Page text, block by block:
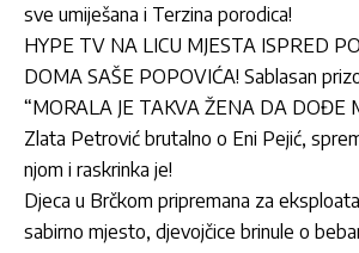
sve umiješana i Terzina porodica!
HYPE TV NA LICU MJESTA ISPRED
DOMA SAŠE POPOVIĆA! Sablasan
“MORALA JE TAKVA ŽENA DA DOĐE
Zlata Petrović brutalno o Eni Pejić,
njom i raskrinka je!
Djeca u Brčkom pripremana za
sabirno mjesto, djevojčice brinule o